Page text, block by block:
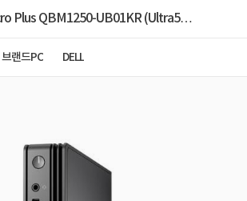
Plus QBM1250-UB01KR (Ultra5
브랜드PC DELL